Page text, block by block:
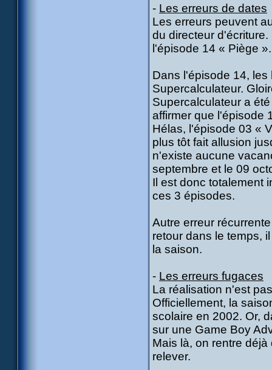
- Les erreurs de dates
Les erreurs peuvent
du directeur
l'épisode 14 « Piège ».
Dans l'épisode 14,
Supercalculateur.
Supercalculateur a
affirmer que l'épisode
Hélas, l'épisode 03 «
plus tôt fait allusion
n'existe aucune
septembre et le 09
Il est donc totalement
ces 3 épisodes.
Autre erreur
retour dans le temps,
la saison.
- Les erreurs fugaces
La réalisation n'est
Officiellement, la
scolaire en 2002. Or,
sur une Game Boy
Mais là, on rentre
relever.